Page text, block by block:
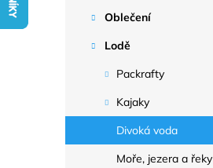
Oblečení
Lodě
Packrafty
Kajaky
Divoká voda
Moře, jezera a řeky